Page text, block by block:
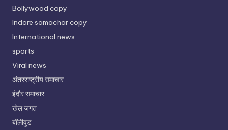
Bollywood copy
Indore samachar copy
International news
sports
Viral news
अंतरराष्ट्रीय समाचार
इंदौर समाचार
खेल जगत
बॉलीवुड